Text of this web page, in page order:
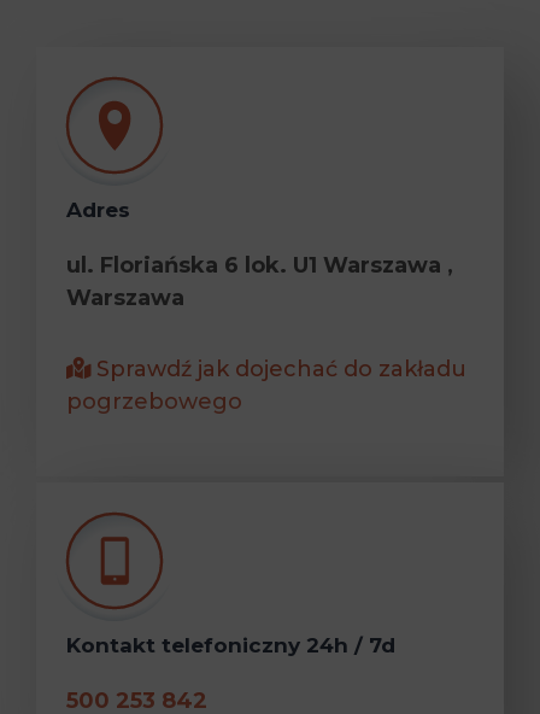
Adres
ul. Floriańska 6 lok. U1 Warszawa ,
Warszawa
Sprawdź jak dojechać do zakładu
pogrzebowego
Kontakt telefoniczny 24h / 7d
500 253 842